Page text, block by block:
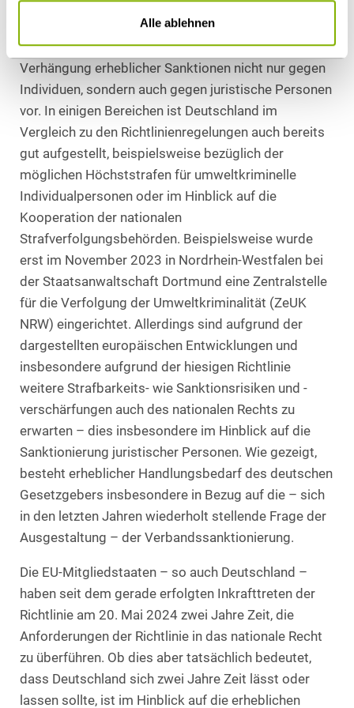
Alle ablehnen
Bereits heute sieht die nationale Rechtslage im Falle
von Umweltkriminalität die Möglichkeit der
Verhängung erheblicher Sanktionen nicht nur gegen
Individuen, sondern auch gegen juristische Personen
vor. In einigen Bereichen ist Deutschland im
Vergleich zu den Richtlinienregelungen auch bereits
gut aufgestellt, beispielsweise bezüglich der
möglichen Höchststrafen für umweltkriminelle
Individualpersonen oder im Hinblick auf die
Kooperation der nationalen
Strafverfolgungsbehörden. Beispielsweise wurde
erst im November 2023 in Nordrhein-Westfalen bei
der Staatsanwaltschaft Dortmund eine Zentralstelle
für die Verfolgung der Umweltkriminalität (ZeUK
NRW) eingerichtet. Allerdings sind aufgrund der
dargestellten europäischen Entwicklungen und
insbesondere aufgrund der hiesigen Richtlinie
weitere Strafbarkeits- wie Sanktionsrisiken und -
verschärfungen auch des nationalen Rechts zu
erwarten – dies insbesondere im Hinblick auf die
Sanktionierung juristischer Personen. Wie gezeigt,
besteht erheblicher Handlungsbedarf des deutschen
Gesetzgebers insbesondere in Bezug auf die – sich
in den letzten Jahren wiederholt stellende Frage der
Ausgestaltung – der Verbandssanktionierung.
Die EU-Mitgliedstaaten – so auch Deutschland –
haben seit dem gerade erfolgten Inkrafttreten der
Richtlinie am 20. Mai 2024 zwei Jahre Zeit, die
Anforderungen der Richtlinie in das nationale Recht
zu überführen. Ob dies aber tatsächlich bedeutet,
dass Deutschland sich zwei Jahre Zeit lässt oder
lassen sollte, ist im Hinblick auf die erheblichen